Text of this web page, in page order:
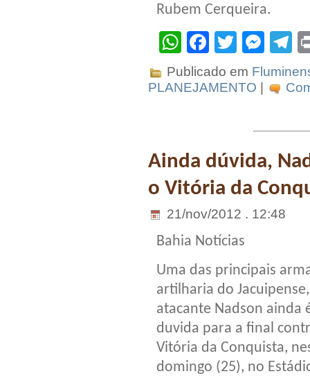
Rubem Cerqueira.
WhatsApp
Facebook
Twitter
Publicado em
PLANEJAMENTO
Ainda dúvida,
o Vitória da
21/nov/2012 . 12:48
Bahia Notícias
Uma das principais
artilharia do
atacante Nadson ainda
duvida para a final
Vitória da Conquista,
domingo (25), no